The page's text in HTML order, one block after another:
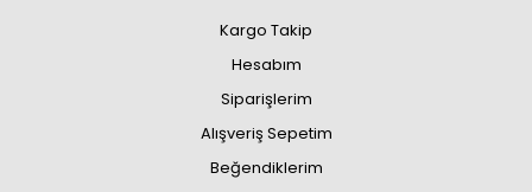
Kargo Takip
Hesabım
Siparişlerim
Alışveriş Sepetim
Beğendiklerim